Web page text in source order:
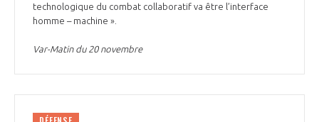
technologique du combat collaboratif va être l’interface
homme – machine ».
Var-Matin du 20 novembre